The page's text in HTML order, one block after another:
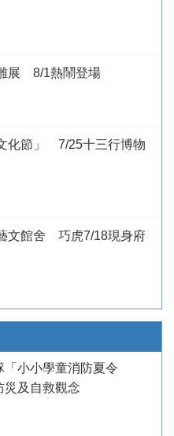
展 8/1熱鬧登場
化節」 7/25十三行博物
文館舍 巧虎7/18現身府
「小小學童消防夏令
及自救觀念